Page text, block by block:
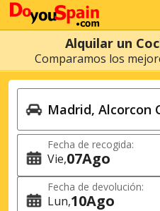
Alquilar un
Comparamos los
Fecha de recogida:
Vie 07Ago
Fecha de devolución:
Lun 10Ago